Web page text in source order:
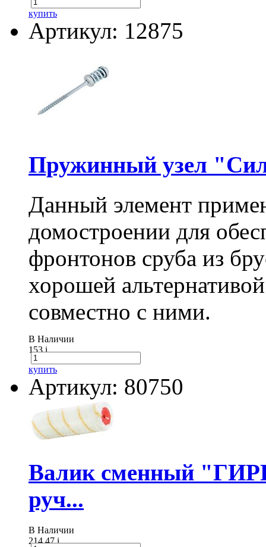
купить
Артикул: 12875
Пружинный узел
Данный элемент
домостроении для
фронтонов сруба из
хорошей
совместно с ними.
В Наличии
153i
купить
Артикул: 80750
Валик сменный
руч...
В Наличии
214.47i